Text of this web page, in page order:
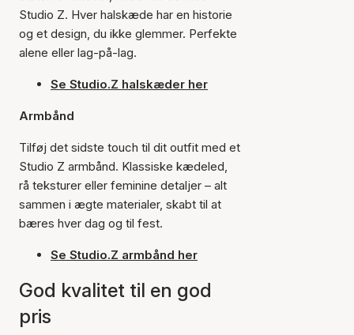
Studio Z. Hver halskæde har en historie
og et design, du ikke glemmer. Perfekte
alene eller lag-på-lag.
Se Studio.Z halskæder her
Armbånd
Tilføj det sidste touch til dit outfit med et
Studio Z armbånd. Klassiske kædeled,
rå teksturer eller feminine detaljer – alt
sammen i ægte materialer, skabt til at
bæres hver dag og til fest.
Se Studio.Z armbånd her
God kvalitet til en god
pris